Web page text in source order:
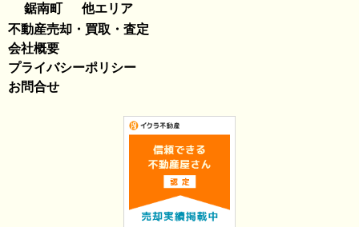
鋸南町
他エリア
不動産売却・買取・査定
会社概要
プライバシーポリシー
お問合せ